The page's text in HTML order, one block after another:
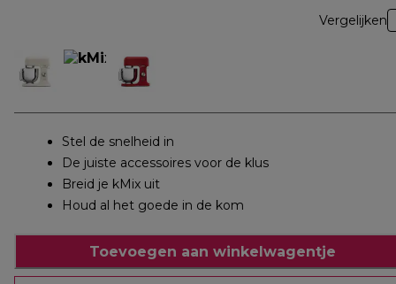
Vergelijken
Stel de snelheid in
De juiste accessoires voor de klus
Breid je kMix uit
Houd al het goede in de kom
Toevoegen aan winkelwagentje